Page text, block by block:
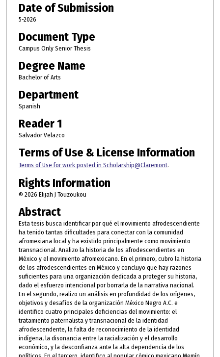
Date of Submission
5-2026
Document Type
Campus Only Senior Thesis
Degree Name
Bachelor of Arts
Department
Spanish
Reader 1
Salvador Velazco
Terms of Use & License Information
Terms of Use for work posted in Scholarship@Claremont.
Rights Information
© 2026 Elijah J Touzoukou
Abstract
Esta tesis busca identificar por qué el movimiento afrodescendiente
ha tenido tantas dificultades para conectar con la comunidad
afromexiana local y ha existido principalmente como movimiento
transnacional. Analizo la historia de los afrodescendientes en
México y el movimiento afromexicano. En el primero, cubro la historia
de los afrodescendientes en México y concluyo que hay razones
suficientes para una organización dedicada a proteger su historia,
dado el esfuerzo intencional por borrarla de la narrativa nacional.
En el segundo, realizo un análisis en profundidad de los orígenes,
objetivos y desafíos de la organización México Negro A.C. e
identifico cuatro principales deficiencias del movimiento: el
tratamiento paternalista y transnacional de la identidad
afrodescendente, la falta de reconocimiento de la identidad
indígena, la disonancia entre la racialización y el desarrollo
económico, y la desconfianza ante la alta dependencia de los